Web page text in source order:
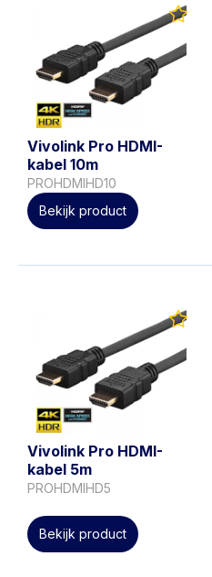
Vivolink Pro HDMI-
kabel 10m
PROHDMIHD10
Bekijk product
Vivolink Pro HDMI-
kabel 5m
PROHDMIHD5
Bekijk product